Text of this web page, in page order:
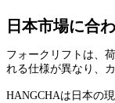
日本市場に合
フォークリフトは、
れる仕様が異なり、
HANGCHAは日本の